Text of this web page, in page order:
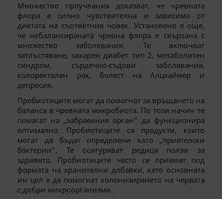
Множество проучвания доказват, че чревната
флора е силно чувствителна и зависима от
диетата на съответния човек. Установено е още,
че небалансираната чревна флора е свързана с
множество заболявания. Те включват
затлъстяване, захарен диабет тип 2, метаболитен
синдром, сърдечно-съдови заболявания,
колоректален рак, болест на Алцхаймер и
депресия.
Пробиотиците могат да помогнат за връщането на
баланса в чревната микробиота. По този начин те
помагат на „забравения орган“ да функционира
оптимално. Пробиотиците са продукти, които
могат да бъдат определени като „приятелски
бактерии“. Те осигуряват редица ползи за
здравето. Пробиотиците често се приемат под
формата на хранителни добавки, като основната
им цел е да помогнат колонизирането на червата
с добри микроорганизми.